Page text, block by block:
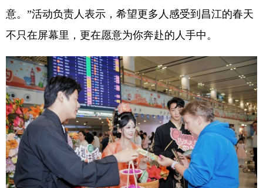
意。”活动负责人表示，希望更多人感受到昌江的春天
不只在屏幕里，更在愿意为你奔赴的人手中。